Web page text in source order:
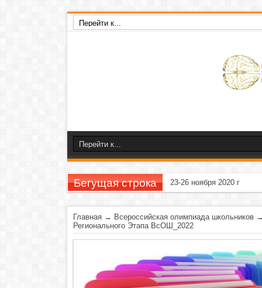
Бегущая строка 23-26 ноября 2020 г
Главная → Всероссийская олимпиада школьников
Регионального Этапа ВсОШ_2022